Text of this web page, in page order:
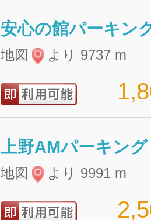
安心の館パーキン
地図 より 9737 m
上野AMパーキング
地図 より 9991 m